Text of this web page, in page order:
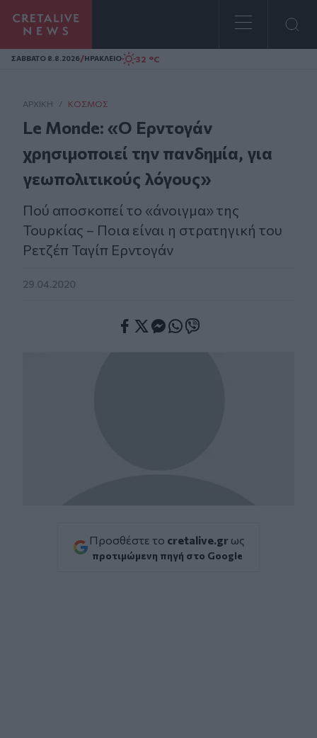
Homepage
ΣAΒΒΑΤΟ 8.8.2026/ΗΡΑΚΛΕΙΟ 32 °C
ΑΡΧΙΚΗ / ΚΌΣΜΟΣ
Le Monde: «Ο Ερντογάν
χρησιμοποιεί την πανδημία, για
γεωπολιτικούς λόγους»
Πού αποσκοπεί το «άνοιγμα» της
Τουρκίας – Ποια είναι η στρατηγική του
Ρετζέπ Ταγίπ Ερντογάν
29.04.2020
Προσθέστε το cretalive.gr ως
προτιμώμενη πηγή στο Google